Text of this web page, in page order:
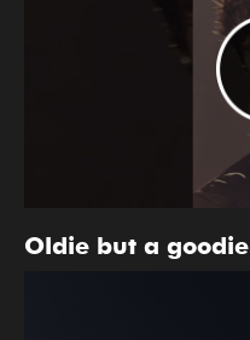
Oldie but a goodie